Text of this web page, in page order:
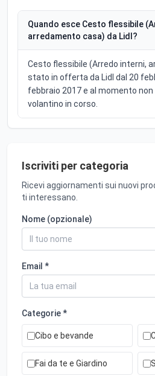
Quando esce Cesto flessibile
arredamento casa) da Lidl?
Cesto flessibile (Arredo interni,
stato in offerta da Lidl dal 20
febbraio 2017 e al momento non
volantino in corso.
Iscriviti per categoria
Ricevi aggiornamenti sui nuovi
ti interessano.
Nome (opzionale)
Email *
Categorie *
Cibo e bevande
Fai da te e Giardino